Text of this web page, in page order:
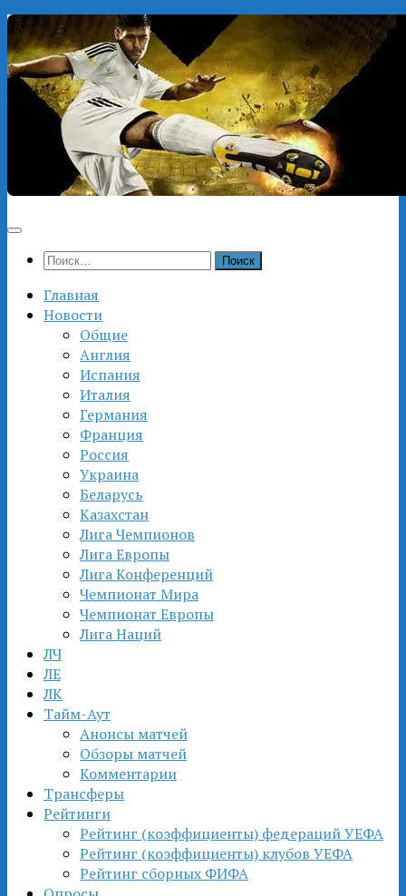
Перейти
к
содержимому
Найти:
Главная
Новости
Общие
Англия
Испания
Италия
Германия
Франция
Россия
Украина
Беларусь
Казахстан
Лига Чемпионов
Лига Европы
Лига Конференций
Чемпионат Мира
Чемпионат Европы
Лига Наций
ЛЧ
ЛЕ
ЛК
Тайм-Аут
Анонсы матчей
Обзоры матчей
Комментарии
Трансферы
Рейтинги
Рейтинг (коэффициенты) федераций УЕФА
Рейтинг (коэффициенты) клубов УЕФА
Рейтинг сборных ФИФА